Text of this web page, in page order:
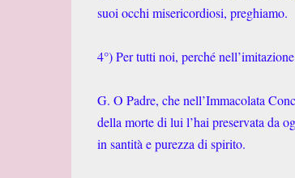
suoi occhi misericordiosi, preghiamo.
4°) Per tutti noi, perché
G. O Padre, che nell’Immacolata
della morte di lui l’hai preservata da
in santità e purezza di spirito.